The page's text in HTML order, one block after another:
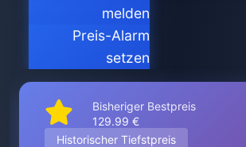
melden
Preis-Alarm
setzen
Bisheriger Bestpreis
129.99 €
Historischer Tiefstpreis